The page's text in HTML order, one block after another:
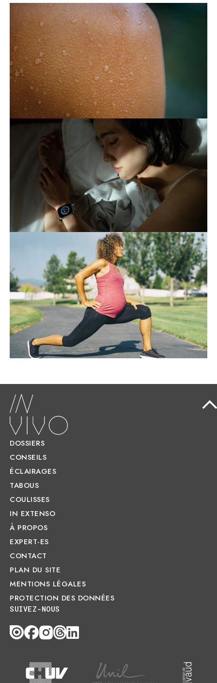
LA SUEUR, CETTE ENNEMIE
QUI NOUS VEUT DU BIEN
Nécessaire mais parfois excessive, la
transpiration peut devenir un calvaire. Des
solutions existent pour atténuer cette gêne.
S'ÉPUISER À MIEUX DORMIR
Veiller à son sommeil contribue à une bonne
hygiène de vie. Mais lorsque cette attention
devient excessive, elle peut aggraver
l'insomnie.
LE SPORT, MEILLEUR AMI DE
LA FEMME ENCEINTE
Contrairement aux idées reçues, il est
possible et même conseillé de mener des
activités sportives durant la grossesse.
DOSSIERS
CONSEILS
ÉCLAIRAGES
TABOUS
COULISSES
IN EXTENSO
À PROPOS
EXPERT-ES
CONTACT
PLAN DU SITE
MENTIONS LÉGALES
PROTECTION DES DONNÉES
SUIVEZ-NOUS